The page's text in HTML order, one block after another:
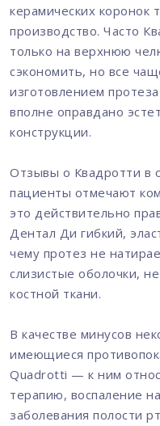
керамических коронок
производство. Часто
только на верхнюю
сэкономить, но все
изготовлением
вполне оправдано
конструкции.
Отзывы о Квадротти в
пациенты отмечают
это действительно
Дентал Ди гибкий,
чему протез не
слизистые оболочки,
костной ткани.
В качестве минусов
имеющиеся
Quadrotti — к ним
терапию, воспаление
заболевания полости